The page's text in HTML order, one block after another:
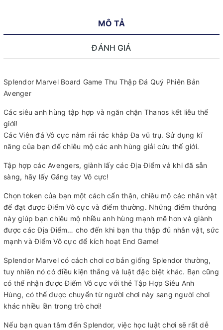
MÔ TẢ
ĐÁNH GIÁ
Splendor Marvel Board Game Thu Thập Đá Quý Phiên Bản
Avenger
Các siêu anh hùng tập hợp và ngăn chặn Thanos kết liễu thế
giới!
Các Viên đá Vô cực nằm rải rác khắp Đa vũ trụ. Sử dụng kĩ
năng của bạn để chiêu mộ các anh hùng giải cứu thế giới.
Tập hợp các Avengers, giành lấy các Địa Điểm và khi đã sẵn
sàng, hãy lấy Găng tay Vô cực!
Chọn token của bạn một cách cẩn thận, chiêu mộ các nhân vật
để đạt được Điểm Vô cực và điểm thường. Những điểm thưởng
này giúp bạn chiêu mộ nhiều anh hùng mạnh mẽ hơn và giành
được các Địa Điểm… cho đến khi bạn thu thập đủ nhân vật, sức
mạnh và Điểm Vô cực để kích hoạt End Game!
Splendor Marvel có cách chơi cơ bản giống Splendor thường,
tuy nhiên nó có điều kiện thắng và luật đặc biệt khác. Bạn cũng
có thể nhận được Điểm Vô cực với thẻ Tập Hợp Siêu Anh
Hùng, có thể được chuyển từ người chơi này sang người chơi
khác nhiều lần trong trò chơi!
Nếu bạn quan tâm đến Splendor, việc học luật chơi sẽ rất dễ